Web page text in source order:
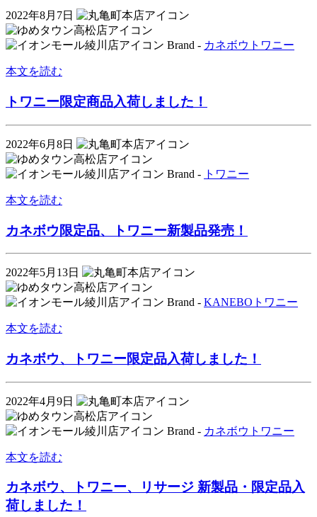
2022年8月7日
Brand - カネボウ トワニー
本文を読む
トワニー限定商品入荷しました！
2022年6月8日
Brand - トワニー
本文を読む
カネボウ限定品、トワニー新製品発売！
2022年5月13日
Brand - KANEBO トワニー
本文を読む
カネボウ、トワニー限定品入荷しました！
2022年4月9日
Brand - カネボウ トワニー
本文を読む
カネボウ、トワニー、リサージ 新製品・限定品入
荷しました！